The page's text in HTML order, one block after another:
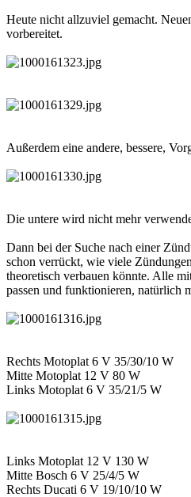
Heute nicht allzuviel gemacht.
vorbereitet.
Außerdem eine andere, bessere,
Die untere wird nicht mehr
Dann bei der Suche nach einer
schon verrückt, wie viele
theoretisch verbauen könnte. Alle
passen und funktionieren, natürlich
Rechts Motoplat 6 V 35/30/10 W
Mitte Motoplat 12 V 80 W
Links Motoplat 6 V 35/21/5 W
Links Motoplat 12 V 130 W
Mitte Bosch 6 V 25/4/5 W
Rechts Ducati 6 V 19/10/10 W